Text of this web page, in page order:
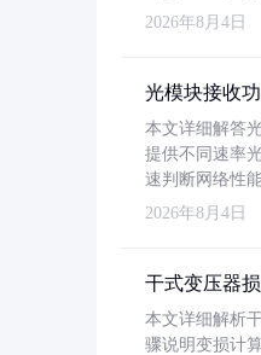
2026年8月4日
光模块接收
本文详细解答
提供不同速率
速判断网络性能
2026年8月4日
干式变压器
本文详细解析
骤说明变损计